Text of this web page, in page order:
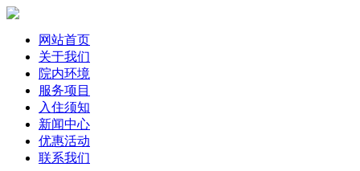
网站首页
关于我们
院内环境
服务项目
入住须知
新闻中心
优惠活动
联系我们